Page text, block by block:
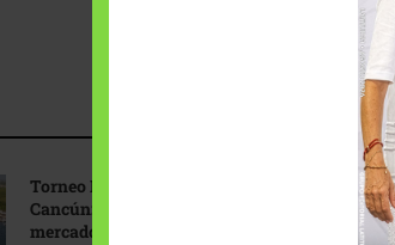
3 agosto,
Torneo Internacional de Pesca
Cancún: Navegando hacia nuevos
mercados